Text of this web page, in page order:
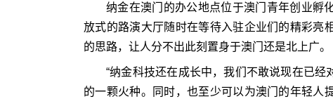
纳金在澳门的办公地点位于澳门青年创业孵
放式的路演大厅随时在等待入驻企业们的精彩亮
的思路，让人分不出此刻置身于澳门还是北上广。
“纳金科技还在成长中，我们不敢说现在已
的一颗火种。同时，也至少可以为澳门的年轻人